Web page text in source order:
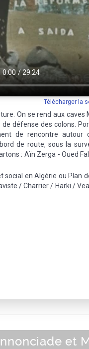
Télécharger la
On se rend aux
défense des colons.
de rencontre autour
de route, sous la
: Aïn Zerga - Oued
en Algérie ou Plan
/ Charrier / Harki /
et